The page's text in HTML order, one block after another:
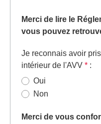
Merci de lire le
vous pouvez
Je reconnais avoir
intérieur de l'AVV * :
Oui
Non
Merci de vous